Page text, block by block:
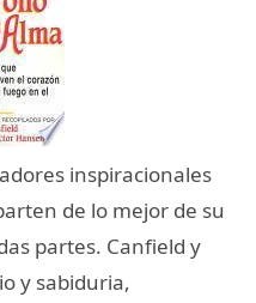
inspiracionales
de lo mejor de su
partes. Canfield y
y sabiduria,